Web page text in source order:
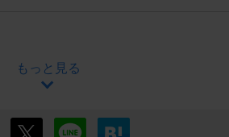
もっと見る